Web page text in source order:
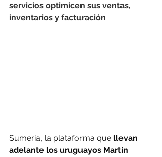
servicios optimicen sus ventas,
inventarios y facturación
Sumeria, la plataforma que llevan
adelante los uruguayos Martín